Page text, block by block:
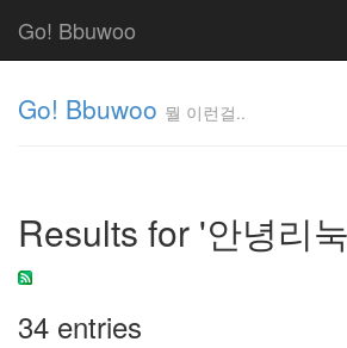
Go! Bbuwoo
Go! Bbuwoo 뭘 이런걸..
Results for '안녕리
34 entries
걸..
김
정
균